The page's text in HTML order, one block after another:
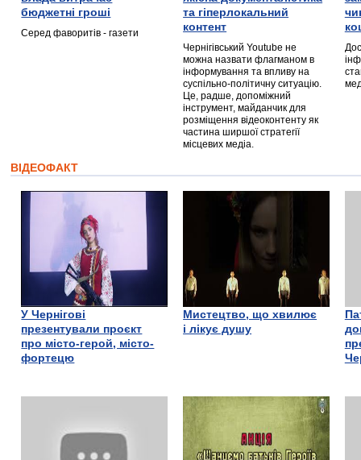
бюджетні гроші
Серед фаворитів - газети
та гіперлокальний
контент
Чернігівський Youtube не
можна назвати флагманом в
інформування та впливу на
суспільно-політичну ситуацію.
Це, радше, допоміжний
інструмент, майданчик для
розміщення відеоконтенту як
частина ширшої стратегії
місцевих медіа.
ВІДЕОФАКТ
У Чернігові
презентували проєкт
про місто-герой, місто-
фортецю
Мистецтво, що хвилює
і лікує душу